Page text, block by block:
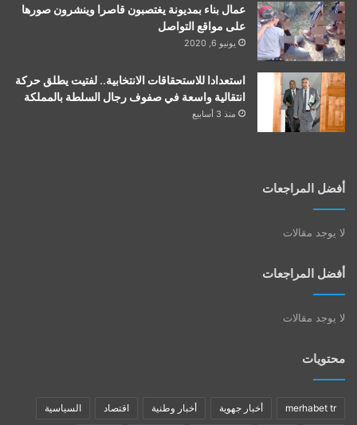
عمال بناء بمديونة يغتصبون قاصرا وينشرون صورها
على مواقع التواصل
يونيو 6, 2020
استعدادا للاستحقاقات الانتخابية.. لفتيت يطلق حركة
انتقالية واسعة في صفوف رجال السلطة بالمملكة
منذ 3 أسابيع
أفضل المراجعات
لا يوجد مقالات
أفضل المراجعات
لا يوجد مقالات
محتويات
merhabet tr أخبار جهوية أخبار وطنية اقتصاد السياسية